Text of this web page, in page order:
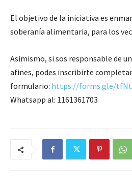
El objetivo de la iniciativa es
soberanía alimentaria, para los
Asimismo, si sos responsable de
afines, podes inscribirte
formulario: https://forms.gle/
Whatsapp al: 1161361703